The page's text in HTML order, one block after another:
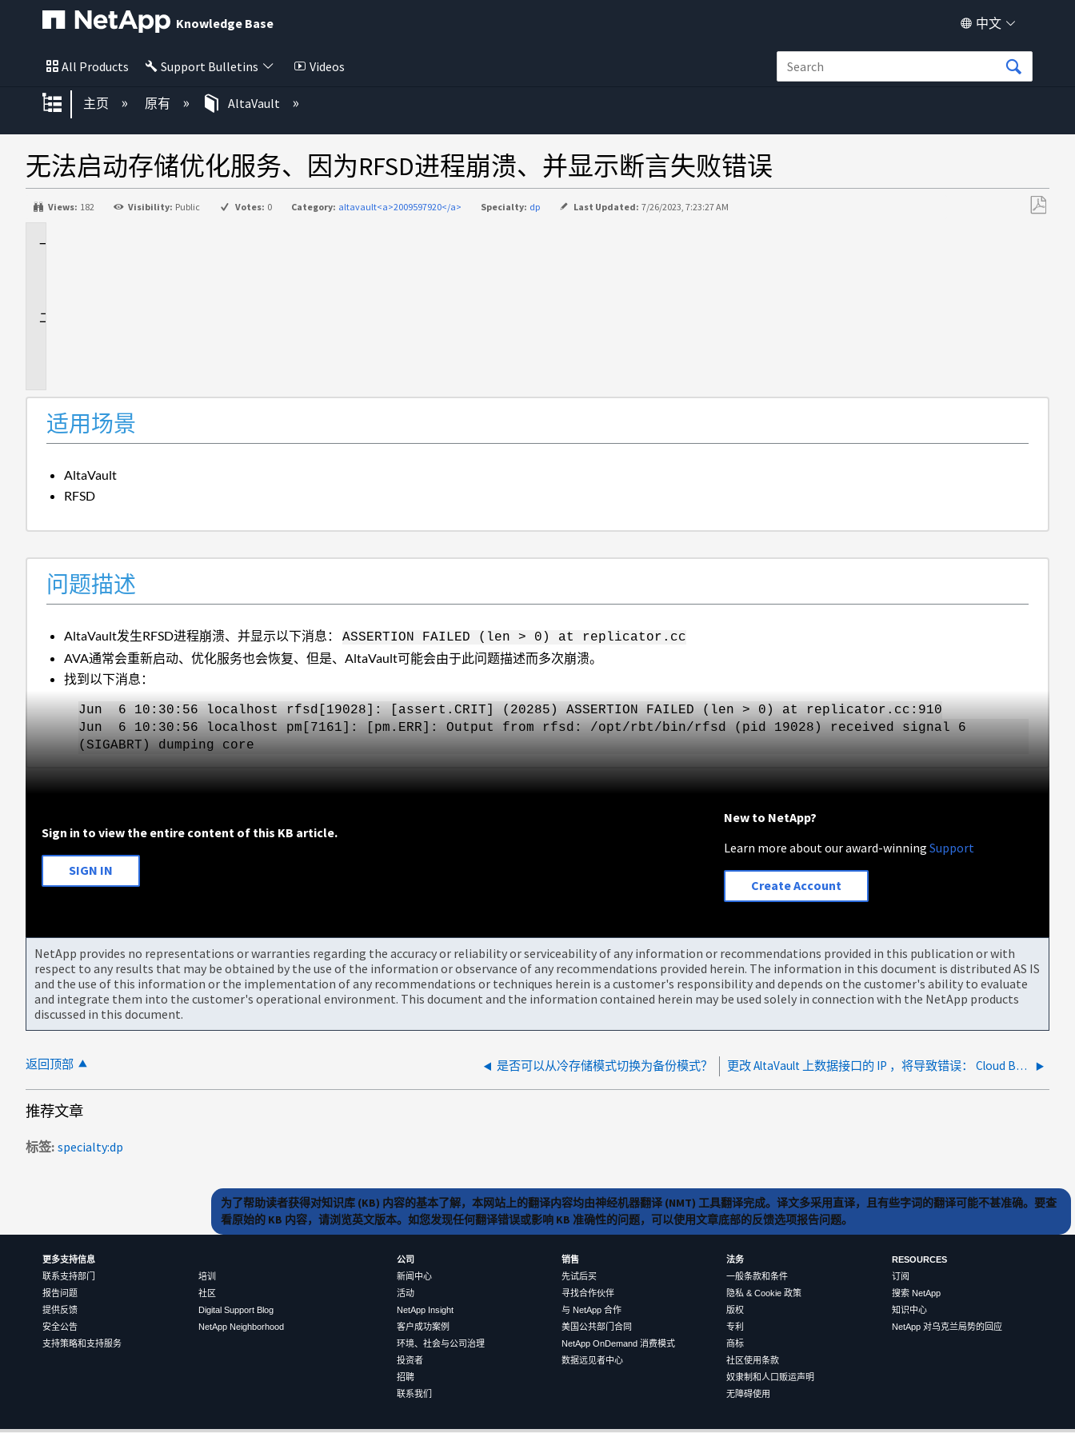
Knowledge Base 中文
All Products Support Bulletins Videos
扩展/隐缩全局层次
主页 原有 AltaVault
无法启动存储优化服务、因为RFSD进程崩溃、并显示断言失败错误
Views: 182 Visibility: Public Votes: 0 Category: altavault<a>2009597920</a> Specialty: dp Last Updated: 7/26/2023, 7:23:27 AM
适用场景
AltaVault
RFSD
问题描述
AltaVault发生RFSD进程崩溃、并显示以下消息：ASSERTION FAILED (len > 0) at replicator.cc
AVA通常会重新启动、优化服务也会恢复、但是、AltaVault可能会由于此问题描述而多次崩溃。
找到以下消息：
Jun 6 10:30:56 localhost rfsd[19028]: [assert.CRIT] (20285) ASSERTION FAILED (len > 0) at replicator.cc:910
Jun 6 10:30:56 localhost pm[7161]: [pm.ERR]: Output from rfsd: /opt/rbt/bin/rfsd (pid 19028) received signal 6
(SIGABRT) dumping core
Sign in to view the entire content of this KB article.
SIGN IN
New to NetApp?
Learn more about our award-winningSupport
Create Account
NetApp provides no representations or warranties regarding the accuracy or reliability or serviceability of any information or recommendations provided in this publication or with
respect to any results that may be obtained by the use of the information or observance of any recommendations provided herein. The information in this document is distributed AS IS
and the use of this information or the implementation of any recommendations or techniques herein is a customer's responsibility and depends on the customer's ability to evaluate
and integrate them into the customer's operational environment. This document and the information contained herein may be used solely in connection with the NetApp products
discussed in this document.
返回顶部 是否可以从冷存储模式切换为备份模式？ 更改 AltaVault 上数据接口的 IP ，将导致错误： Cloud Bucket 差异无法还原 guid 文件
推荐文章
标签 specialty:dp
为了帮助读者获得对知识库 (KB) 内容的基本了解，本网站上的翻译内容均由神经机器翻译 (NMT) 工具翻译完成。译文多采用直译，且有些字词的翻译可能不甚准确。要查
看原始的 KB 内容，请浏览英文版本。如您发现任何翻译错误或影响 KB 准确性的问题，可以使用文章底部的反馈选项报告问题。
更多支持信息
联系支持部门
报告问题
提供反馈
安全公告
支持策略和支持服务
培训
社区
Digital Support Blog
NetApp Neighborhood
公司
新闻中心
活动
NetApp Insight
客户成功案例
环境、社会与公司治理
投资者
招聘
联系我们
销售
先试后买
寻找合作伙伴
与 NetApp 合作
美国公共部门合同
NetApp OnDemand 消费模式
数据远见者中心
法务
一般条款和条件
隐私 & Cookie 政策
版权
专利
商标
社区使用条款
奴隶制和人口贩运声明
无障碍使用
RESOURCES
订阅
搜索 NetApp
知识中心
NetApp 对乌克兰局势的回应